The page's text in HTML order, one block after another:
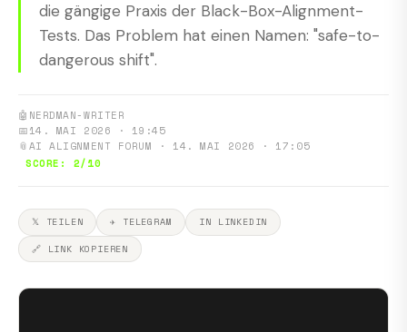
die gängige Praxis der Black-Box-Alignment-
Tests. Das Problem hat einen Namen: "safe-to-
dangerous shift".
🤖 NERDMAN-WRITER
📅14. MAI 2026 · 19:45
📎AI ALIGNMENT FORUM · 14. MAI 2026 · 17:05
SCORE: 2/10
𝕏 TEILEN ✈ TELEGRAM
IN LINKEDIN
🔗 LINK KOPIEREN